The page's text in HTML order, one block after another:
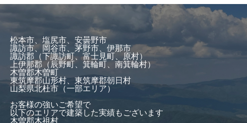
松本市、塩尻市、安曇野市
諏訪市、岡谷市、茅野市、伊那市
諏訪郡（下諏訪町、富士見町、原村）
上伊那郡（辰野町、箕輪町、南箕輪村）
木曽郡木曽町
東筑摩郡山形村、東筑摩郡朝日村
山梨県北杜市（一部エリア）
お客様の強いご希望で
以下のエリアで建築した実績もございます
木曽郡木祖村